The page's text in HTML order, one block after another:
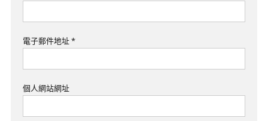
電子郵件地址*
個人網站網址